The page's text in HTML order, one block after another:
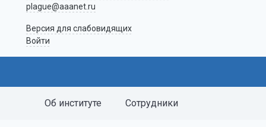
plague@aaanet.ru
Версия для слабовидящих
Войти
Об институте Сотрудники